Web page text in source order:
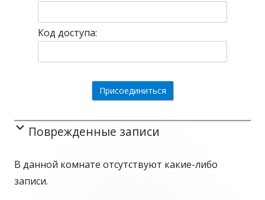
Код доступа:
Поврежденные записи
В данной комнате отсутствуют какие-либо
записи.